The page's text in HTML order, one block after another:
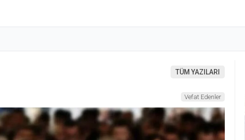
TÜM YAZILARI
Vefat Edenler